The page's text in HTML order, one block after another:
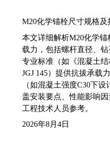
M20化学锚栓尺寸规格
本文详细解析M20化学
载力，包括螺杆直径、
专业标准（如《混凝土结
JGJ 145）提供抗拔承载
（如混凝土强度C30下
盖安装要点、性能影响
工程技术人员参考。
2026年8月4日